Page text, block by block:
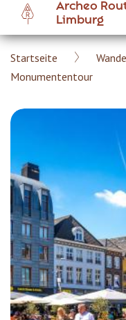
main
content
Archeo
Limburg
Breadcrumb
Startseite
Monumententour